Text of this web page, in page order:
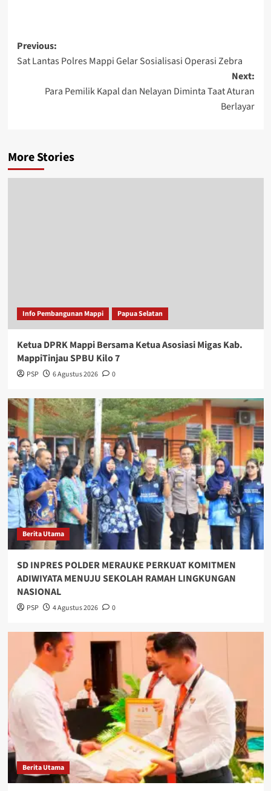
Post
navigation
Previous:
Sat Lantas Polres Mappi Gelar Sosialisasi Operasi Zebra
Next:
Para Pemilik Kapal dan Nelayan Diminta Taat Aturan
Berlayar
More Stories
Info Pembangunan Mappi Papua Selatan
Ketua DPRK Mappi Bersama Ketua Asosiasi Migas Kab.
MappiTinjau SPBU Kilo 7
PSP 6 Agustus 2026 0
Berita Utama
SD INPRES POLDER MERAUKE PERKUAT KOMITMEN
ADIWIYATA MENUJU SEKOLAH RAMAH LINGKUNGAN
NASIONAL
PSP 4 Agustus 2026 0
Berita Utama